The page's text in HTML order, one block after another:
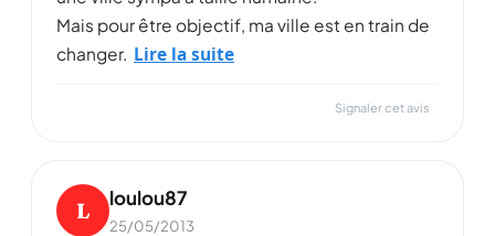
Mais pour être objectif, ma ville est en train de
changer. Lire la suite
Signaler cet avis
L loulou87
25/05/2013